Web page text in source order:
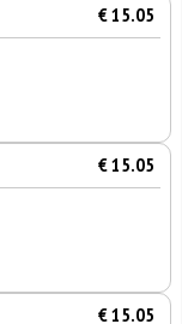
€ 15.05
€ 15.05
€ 15.05